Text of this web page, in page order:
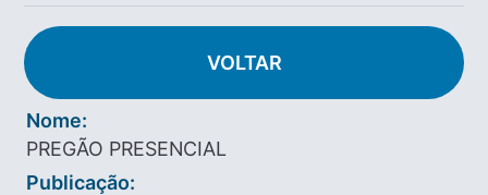
VOLTAR
Nome:
PREGÃO PRESENCIAL
Publicação: